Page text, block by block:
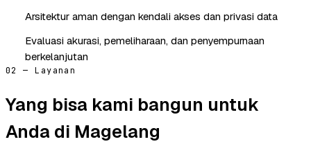
Arsitektur aman dengan kendali akses dan privasi data
Evaluasi akurasi, pemeliharaan, dan penyempurnaan
berkelanjutan
02 — Layanan
Yang bisa kami bangun untuk
Anda di Magelang